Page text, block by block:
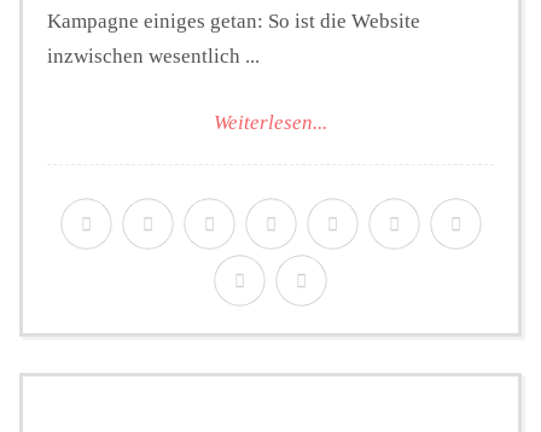
Kampagne einiges getan: So ist die Website
inzwischen wesentlich ...
Weiterlesen...